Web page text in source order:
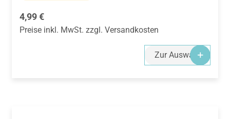
Regulärer Preis:
4,99 €
Preise inkl. MwSt. zzgl. Versandkosten
Zur Auswahl